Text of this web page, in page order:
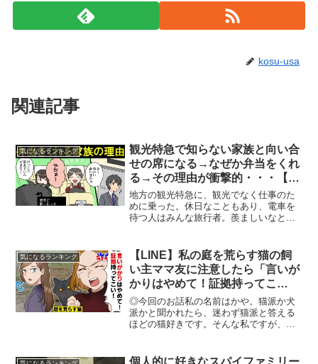
kosu-usa
関連記事
気になるランキング
観光特急で知らない家族と向い合
せの席になる→なぜか弁当をくれ
る→その理由が衝撃的・・・【感
動する話を漫画化してみた！マン
ガ動画】
地方の観光特急に、観光でなく仕事のた
めに乗った。休日なこともあり、電車を
待つ人はみんな旅行者。羨ましいなと思
当を広げていた・・・VOICE: 殊座#感動
#いい話 #マ...
気になるランキング
【LINE】私の庭を荒らす猫の飼
い主ママ友に注意したら「言いが
かりはやめて！証拠持ってこ
い！」→お望み通り物的証拠を持
っていった結果ww【スカッとす
る話】
◎今回のお話私の名前はかや。猫派か犬
派かと聞かれたら、迷わず猫派と答える
ほどの猫好きです。そんな私ですが、実
飼えない、触れないジレンマはとても辛
個人的に好きなスパイファミリー